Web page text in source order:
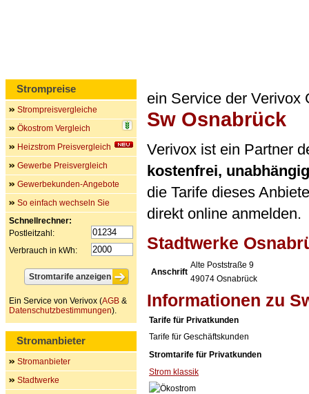
ein Service der Verivox
Sw Osnabrück
Verivox ist ein Partner
kostenfrei,
die Tarife dieses
direkt online anmelden.
Stadtwerke
Anschrift
Alte Poststraße 9
49074 Osnabrück
Informationen zu
Tarife für Privatkunden
Tarife für Geschäftskunden
Stromtarife für Privatkunden
Strom klassik
Strompreise
Strompreisvergleiche
Ökostrom Vergleich
Heizstrom Preisvergleich
Gewerbe Preisvergleich
Gewerbekunden-Angebote
So einfach wechseln Sie
Schnellrechner:
Postleitzahl:
Verbrauch in kWh:
Ein Service von Verivox (AGB &
Datenschutzbestimmungen).
Stromanbieter
Stromanbieter
Stadtwerke